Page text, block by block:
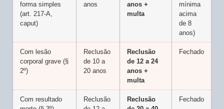
forma simples
(art. 217-A,
caput)
anos
anos +
multa
mínima
acima
de 8
anos)
Com lesão
corporal grave (§
2º)
Reclusão
de 10 a
20 anos
Reclusão
de 12 a 24
anos +
multa
Fechado
Com resultado
Reclusão
Reclusão
Fechado